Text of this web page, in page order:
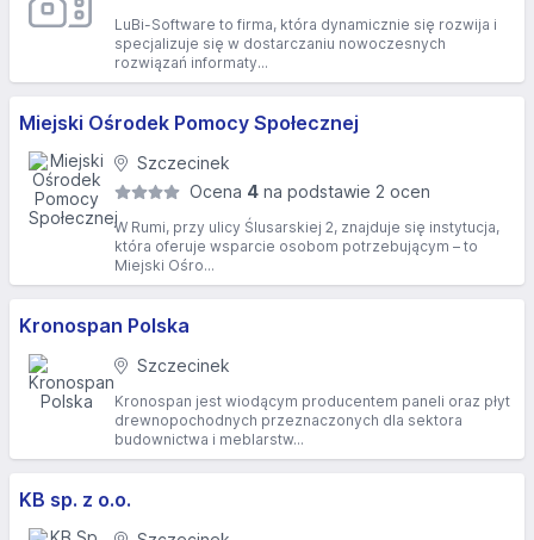
LuBi-Software to firma, która dynamicznie się rozwija i
specjalizuje się w dostarczaniu nowoczesnych
rozwiązań informaty...
Miejski Ośrodek Pomocy Społecznej
Szczecinek
Ocena 4 na podstawie 2 ocen
W Rumi, przy ulicy Ślusarskiej 2, znajduje się instytucja,
która oferuje wsparcie osobom potrzebującym – to
Miejski Ośro...
Kronospan Polska
Szczecinek
Kronospan jest wiodącym producentem paneli oraz płyt
drewnopochodnych przeznaczonych dla sektora
budownictwa i meblarstw...
KB sp. z o.o.